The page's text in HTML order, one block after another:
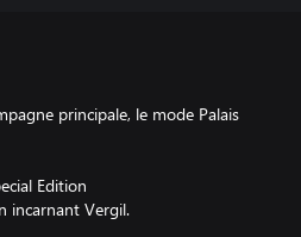
principale, le mode Palais
Edition
incarnant Vergil.